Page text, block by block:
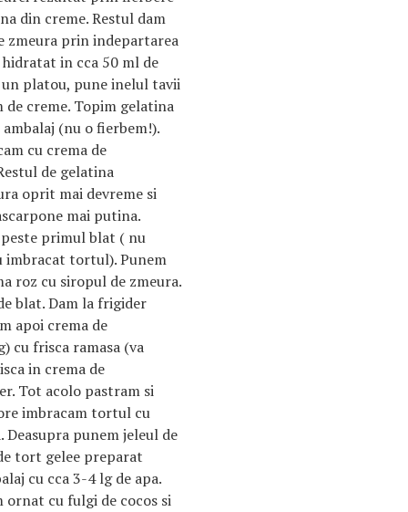
din creme. Restul dam
zmeura prin indepartarea
in cca 50 ml de
un platou, pune inelul tavii
creme. Topim gelatina
(nu o fierbem!).
cu crema de
de gelatina
oprit mai devreme si
mai putina.
primul blat ( nu
tortul). Punem
roz cu siropul de zmeura.
blat. Dam la frigider
apoi crema de
cu frisca ramasa (va
in crema de
Tot acolo pastram si
imbracam tortul cu
Deasupra punem jeleul de
tort gelee preparat
cu cca 3-4 lg de apa.
ornat cu fulgi de cocos si